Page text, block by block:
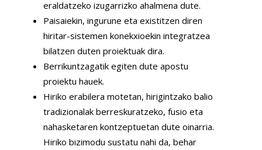
eraldatzeko izugarrizko ahalmena dute.
Paisaiekin, ingurune eta existitzen diren
hiritar-sistemen konekxioekin integratzea
bilatzen duten proiektuak dira.
Berrikuntzagatik egiten dute apostu
proiektu hauek.
Hiriko erabilera motetan, hirigintzako balio
tradizionalak berreskuratzeko, fusio eta
nahasketaren kontzeptuetan dute oinarria.
Hiriko bizimodu sustatu nahi da, behar